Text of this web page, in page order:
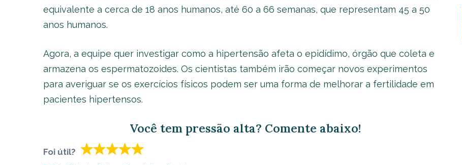
equivalente a cerca de 18 anos humanos, até 60 a 66 semanas, que representam 45 a 50
anos humanos.
Agora, a equipe quer investigar como a hipertensão afeta o epidídimo, órgão que coleta e
armazena os espermatozoides. Os cientistas também irão começar novos experimentos
para averiguar se os exercícios físicos podem ser uma forma de melhorar a fertilidade em
pacientes hipertensos.
Você tem pressão alta? Comente abaixo!
Foi útil?